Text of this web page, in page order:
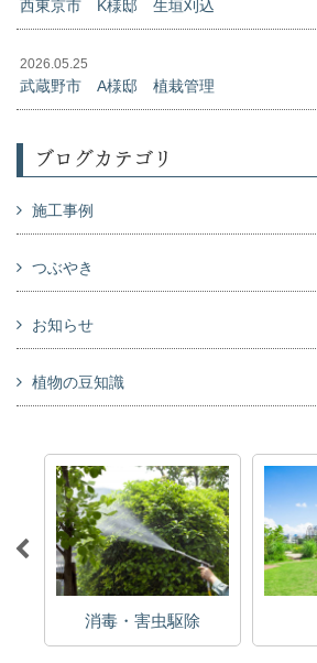
西東京市 K様邸 生垣刈込
2026.05.25
武蔵野市 A様邸 植栽管理
ブログカテゴリ
施工事例
つぶやき
お知らせ
植物の豆知識
消毒・害虫駆除